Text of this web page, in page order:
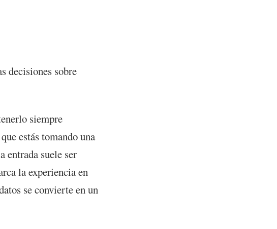
decisiones sobre
siempre
estás tomando una
entrada suele ser
la experiencia en
se convierte en un